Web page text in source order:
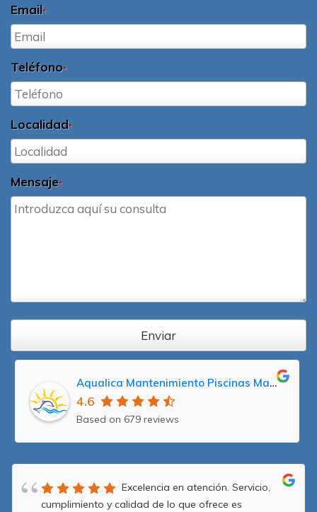
Email*
Teléfono*
Localidad*
Mensaje*
Enviar
Aqualica Mantenimiento Piscinas Madrid, Reparación y Servicio Técnico Averías
4.6
Based on 679 reviews
Excelencia en atención. Servicio,
cumplimiento y calidad de lo que ofrece es